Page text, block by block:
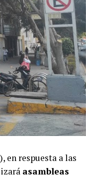
), en respuesta a las
asambleas